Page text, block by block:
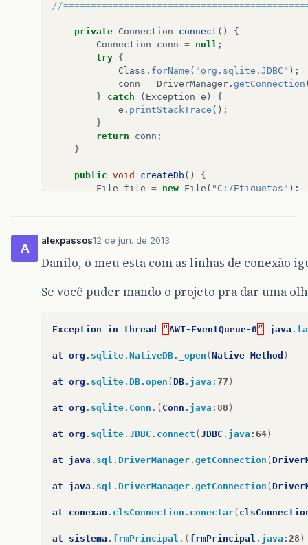
//
private Connection connect ()
{
Connection
conn = null ;
try {
Class . forName ( "org.sqlite.JDBC" );
conn = DriverManager . getConnection
}
catch ( Exception e )
{
e . printStackTrace ();
}
return
conn ;
}
public void createDb ()
{
File
file = new File ( "C:/Etiquetas" );
file =
} catch (IOException e)
{
}
A
alexpassos12 de jun. de 2013
Danilo, o meu esta com as linhas de conexão
Se você puder mando o projeto pra dar uma
Exception in thread “AWT-EventQueue-0 ” java .
at org . sqlite . NativeDB . _open (Native Method )
at org . sqlite . DB . open (DB . java : 77 )
at org . sqlite . Conn .( Conn . java : 88 )
at org . sqlite . JDBC . connect (JDBC . java : 64)
at java . sql . DriverManager . getConnection (
at java . sql . DriverManager . getConnection (
at conexao . clsConnection . conectar(
at sistema . frmPrincipal .( frmPrincipal . java : 28 )